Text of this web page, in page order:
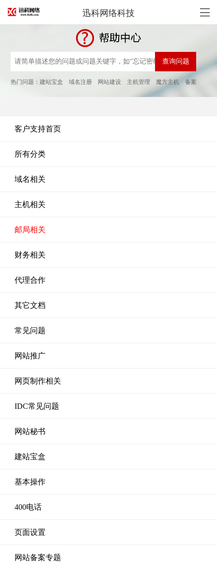
迅科网络科技
热门问题：建站宝盒 域名注册 网站建设 主机管理 魔方主机 备案
客户支持首页
所有分类
域名相关
主机相关
邮局相关
财务相关
代理合作
其它文档
常见问题
网站推广
网页制作相关
IDC常见问题
网站秘书
建站宝盒
基本操作
400电话
页面设置
网站备案专题